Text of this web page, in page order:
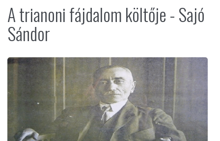
A trianoni fájdalom költője - Sajó
Sándor